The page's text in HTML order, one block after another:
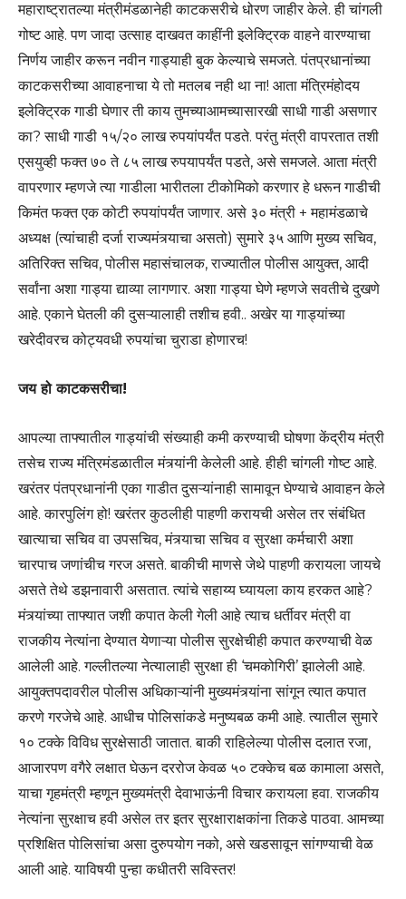
महाराष्ट्रातल्या मंत्रीमंडळानेही काटकसरीचे धोरण जाहीर केले. ही चांगली
गोष्ट आहे. पण जादा उत्साह दाखवत काहींनी इलेक्ट्रिक वाहने वारण्याचा
निर्णय जाहीर करून नवीन गाड्याही बुक केल्याचे समजते. पंतप्रधानांच्या
काटकसरीच्या आवाहनाचा ये तो मतलब नही था ना! आता मंत्रिमंहोदय
इलेक्ट्रिक गाडी घेणार ती काय तुमच्याआमच्यासारखी साधी गाडी असणार
का? साधी गाडी १५/२० लाख रुपयांपर्यंत पडते. परंतु मंत्री वापरतात तशी
एसयुव्ही फक्त ७० ते ८५ लाख रुपयापर्यंत पडते, असे समजले. आता मंत्री
वापरणार म्हणजे त्या गाडीला भारीतला टीकोमिको करणार हे धरून गाडीची
किमंत फक्त एक कोटी रुपयांपर्यंत जाणार. असे ३० मंत्री + महामंडळाचे
अध्यक्ष (त्यांचाही दर्जा राज्यमंत्र्याचा असतो) सुमारे ३५ आणि मुख्य सचिव,
अतिरिक्त सचिव, पोलीस महासंचालक, राज्यातील पोलीस आयुक्त, आदी
सर्वांना अशा गाड्या द्याव्या लागणार. अशा गाड्या घेणे म्हणजे सवतीचे दुखणे
आहे. एकाने घेतली की दुसऱ्यालाही तशीच हवी.. अखेर या गाड्यांच्या
खरेदीवरच कोट्यवधी रुपयांचा चुराडा होणारच!
जय हो काटकसरीचा!
आपल्या ताफ्यातील गाड्यांची संख्याही कमी करण्याची घोषणा केंद्रीय मंत्री
तसेच राज्य मंत्रिमंडळातील मंत्र्यांनी केलेली आहे. हीही चांगली गोष्ट आहे.
खरंतर पंतप्रधानांनी एका गाडीत दुसऱ्यांनाही सामावून घेण्याचे आवाहन केले
आहे. कारपुलिंग हो! खरंतर कुठलीही पाहणी करायची असेल तर संबंधित
खात्याचा सचिव वा उपसचिव, मंत्र्याचा सचिव व सुरक्षा कर्मचारी अशा
चारपाच जणांचीच गरज असते. बाकीची माणसे जेथे पाहणी करायला जायचे
असते तेथे डझनावारी असतात. त्यांचे सहाय्य घ्यायला काय हरकत आहे?
मंत्र्यांच्या ताफ्यात जशी कपात केली गेली आहे त्याच धर्तीवर मंत्री वा
राजकीय नेत्यांना देण्यात येणाऱ्या पोलीस सुरक्षेचीही कपात करण्याची वेळ
आलेली आहे. गल्लीतल्या नेत्यालाही सुरक्षा ही ‘चमकोगिरी’ झालेली आहे.
आयुक्तपदावरील पोलीस अधिकाऱ्यांनी मुख्यमंत्र्यांना सांगून त्यात कपात
करणे गरजेचे आहे. आधीच पोलिसांकडे मनुष्यबळ कमी आहे. त्यातील सुमारे
१० टक्के विविध सुरक्षेसाठी जातात. बाकी राहिलेल्या पोलीस दलात रजा,
आजारपण वगैरे लक्षात घेऊन दररोज केवळ ५० टक्केच बळ कामाला असते,
याचा गृहमंत्री म्हणून मुख्यमंत्री देवाभाऊंनी विचार करायला हवा. राजकीय
नेत्यांना सुरक्षाच हवी असेल तर इतर सुरक्षाराक्षकांना तिकडे पाठवा. आमच्या
प्रशिक्षित पोलिसांचा असा दुरुपयोग नको, असे खडसावून सांगण्याची वेळ
आली आहे. याविषयी पुन्हा कधीतरी सविस्तर!